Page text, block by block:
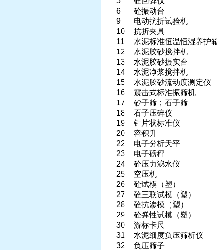
6
砼振动台
9
电动抗折试验机
10
抗折夹具
11
水泥标准恒温恒湿养护
12
水泥胶砂搅拌机
13
水泥胶砂振实台
14
水泥净浆搅拌机
15
水泥胶砂流动度测定仪
16
震击式标准振筛机
17
砂子筛；石子筛
18
石子压碎仪
19
针片状标准仪
20
容积升
22
电子分析天平
23
电子磅秤
24
砼压力泌水仪
25
空压机
26
砼试模（塑）
27
砼三联试模（塑）
28
砼抗渗模（塑）
29
砼弹性试模（塑）
30
游标卡尺
31
水泥细度负压筛析仪
32
负压筛子